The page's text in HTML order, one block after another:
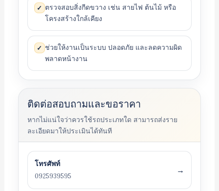
✓ ตรวจสอบสิ่งกีดขวาง เช่น สายไฟ ต้นไม้ หรือ
โครงสร้างใกล้เคียง
✓ ช่วยให้งานเป็นระบบ ปลอดภัย และลดความผิด
พลาดหน้างาน
ติดต่อสอบถามและขอราคา
หากไม่แน่ใจว่าควรใช้รถประเภทใด สามารถส่งราย
ละเอียดมาให้ประเมินได้ทันที
โทรศัพท์
0925939595
→